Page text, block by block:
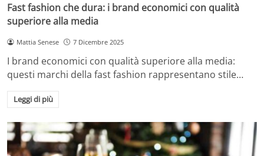
Fast fashion che dura: i brand economici con qualità
superiore alla media
Mattia Senese 7 Dicembre 2025
I brand economici con qualità superiore alla media:
questi marchi della fast fashion rappresentano stile…
Leggi di più